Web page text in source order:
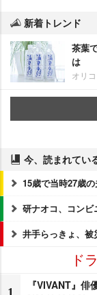
新着トレンド
茶葉
は
オリ
今、読まれてい
15歳で当時27歳
研ナオコ、コンビ
井手らっきょ、被
ド
『VIVANT』俳